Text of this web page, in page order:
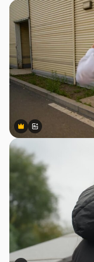
Premium
Premium
สร้างขึ้นโดย AI